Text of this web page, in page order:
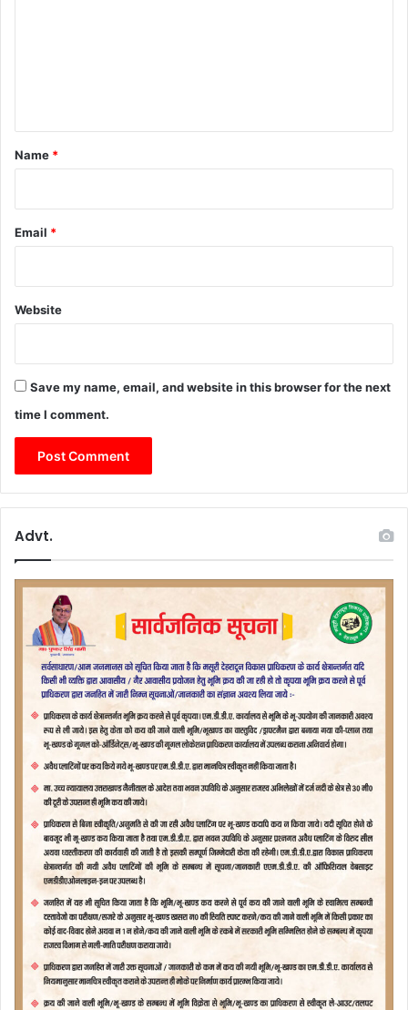
*
Name *
Email *
Website
Save my name, email, and website in this browser for the next
time I comment.
Advt.